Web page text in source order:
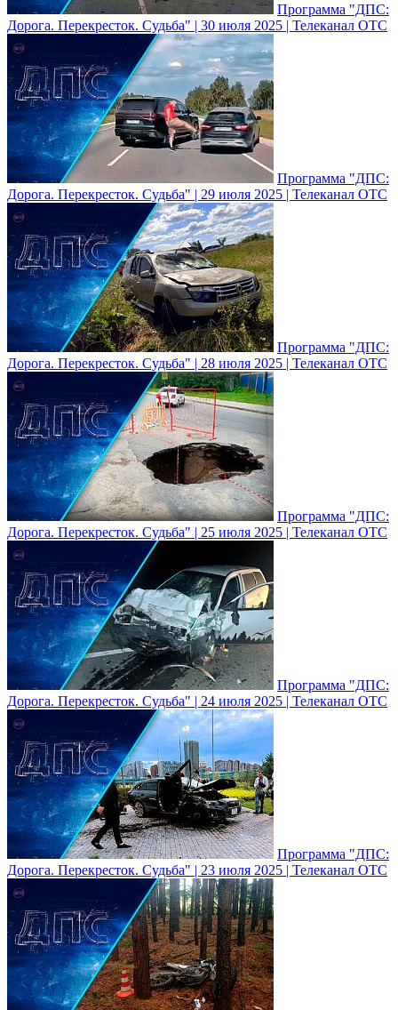
Программа "ДПС:
Дорога. Перекресток. Судьба" | 30 июля 2025 | Телеканал ОТС
Программа "ДПС:
Дорога. Перекресток. Судьба" | 29 июля 2025 | Телеканал ОТС
Программа "ДПС:
Дорога. Перекресток. Судьба" | 28 июля 2025 | Телеканал ОТС
Программа "ДПС:
Дорога. Перекресток. Судьба" | 25 июля 2025 | Телеканал ОТС
Программа "ДПС:
Дорога. Перекресток. Судьба" | 24 июля 2025 | Телеканал ОТС
Программа "ДПС:
Дорога. Перекресток. Судьба" | 23 июля 2025 | Телеканал ОТС